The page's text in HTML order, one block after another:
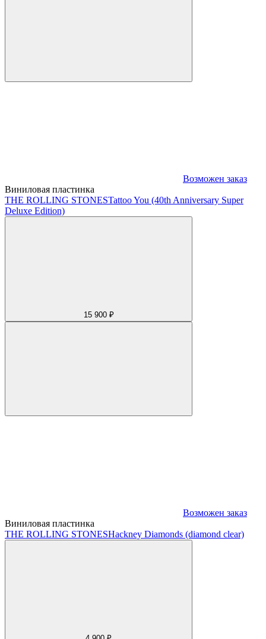
Возможен заказ
Виниловая пластинка
THE ROLLING STONESTattoo You (40th Anniversary Super
Deluxe Edition)
15 900 ₽
Возможен заказ
Виниловая пластинка
THE ROLLING STONESHackney Diamonds (diamond clear)